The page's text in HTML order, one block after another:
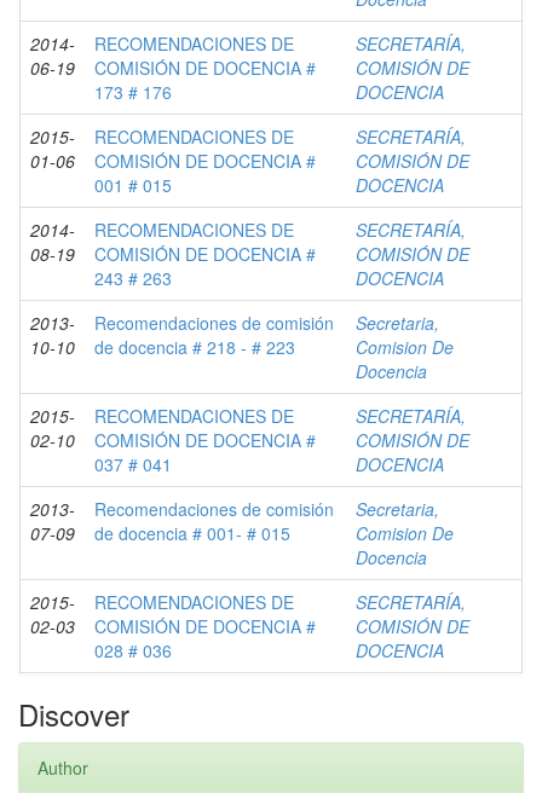
2014-
06-19
RECOMENDACIONES DE
COMISIÓN DE DOCENCIA #
173 # 176
SECRETARÍA,
COMISIÓN DE
DOCENCIA
2015-
01-06
RECOMENDACIONES DE
COMISIÓN DE DOCENCIA #
001 # 015
SECRETARÍA,
COMISIÓN DE
DOCENCIA
2014-
08-19
RECOMENDACIONES DE
COMISIÓN DE DOCENCIA #
243 # 263
SECRETARÍA,
COMISIÓN DE
DOCENCIA
2013-
10-10
Recomendaciones de comisión
de docencia # 218 - # 223
Secretaria,
Comision De
Docencia
2015-
02-10
RECOMENDACIONES DE
COMISIÓN DE DOCENCIA #
037 # 041
SECRETARÍA,
COMISIÓN DE
DOCENCIA
2013-
07-09
Recomendaciones de comisión
de docencia # 001- # 015
Secretaria,
Comision De
Docencia
2015-
02-03
RECOMENDACIONES DE
COMISIÓN DE DOCENCIA #
028 # 036
SECRETARÍA,
COMISIÓN DE
DOCENCIA
Discover
Author